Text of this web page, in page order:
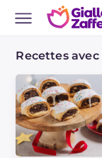
Recettes avec